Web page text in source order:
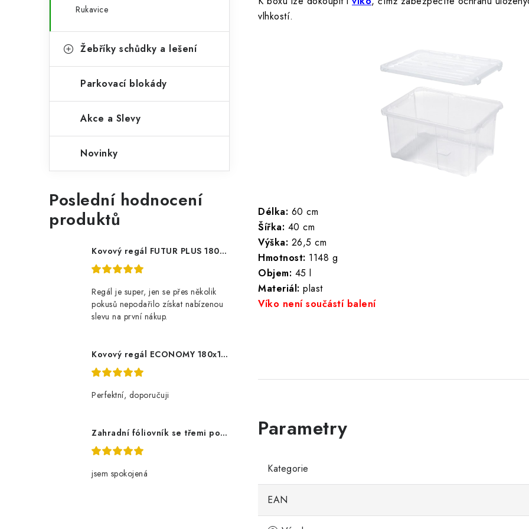
Rukavice
Žebříky schůdky a lešení
Parkovací blokády
Akce a Slevy
Novinky
Poslední hodnocení
produktů
Kovový regál FUTUR PLUS 180x120x45 5 polic Nosnost 1000 KG - pozinkovaný
Regál je super, jen se přes několik
pokusů nepodařilo získat nabízenou
slevu na první nákup.
Kovový regál ECONOMY 180x120x60 5 polic - pozinkovaný
Perfektní, doporučuji
Zahradní fóliovník se třemi policemi
jsem spokojená
vlhkostí.
Délka: 60 cm
Šířka: 40 cm
Výška: 26,5 cm
Hmotnost: 1148 g
Objem: 45 l
Materiál: plast
Víko není součástí balení
Kategorie
EAN